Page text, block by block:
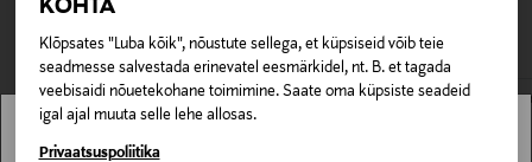
KOHTA
Klõpsates "Luba kõik", nõustute sellega, et küpsiseid võib teie
seadmesse salvestada erinevatel eesmärkidel, nt. B. et tagada
veebisaidi nõuetekohane toimimine. Saate oma küpsiste seadeid
igal ajal muuta selle lehe allosas.
Privaatsuspoliitika
Suurus
200 ml
pakendis kosmeetika- ja loodustooted peavad olema
avamata originaalpakendis.
VAATASID KA
Stockmann pole Sinu riigis saadaval.